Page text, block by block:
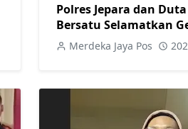
Polres Jepara dan
Bersatu Selamatkan
dari Bahaya Narkoba
Merdeka Jaya Pos